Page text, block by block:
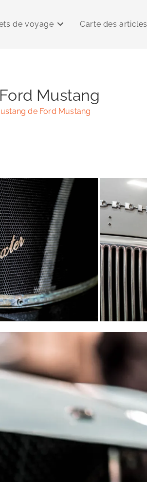
de voyage Carte des articles
Mustang
de Ford Mustang